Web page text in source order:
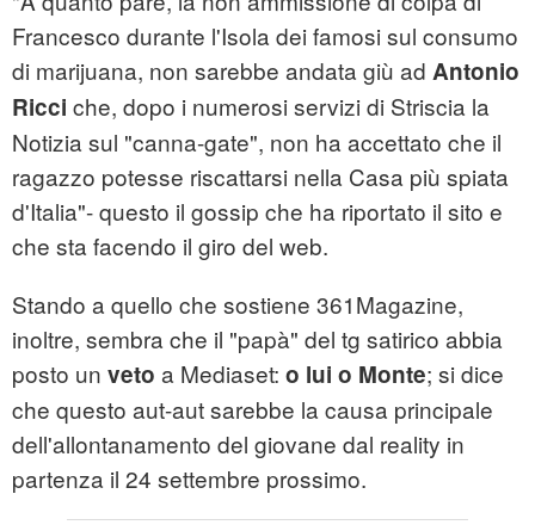
Francesco durante l'Isola dei famosi sul consumo
di marijuana, non sarebbe andata giù ad Antonio
Ricci che, dopo i numerosi servizi di Striscia la
Notizia sul "canna-gate", non ha accettato che il
ragazzo potesse riscattarsi nella Casa più spiata
d'Italia"- questo il gossip che ha riportato il sito e
che sta facendo il giro del web.
Stando a quello che sostiene 361Magazine,
inoltre, sembra che il "papà" del tg satirico abbia
posto un veto a Mediaset: o lui o Monte; si dice
che questo aut-aut sarebbe la causa principale
dell'allontanamento del giovane dal reality in
partenza il 24 settembre prossimo.